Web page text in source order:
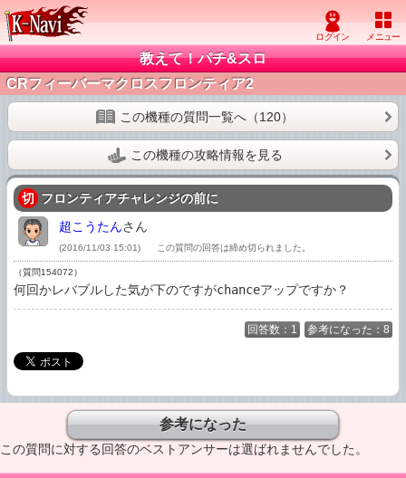
教えて！パチ&スロ
CRフィーバーマクロスフロンティア2
この機種の質問一覧へ（120）
この機種の攻略情報を見る
切 フロンティアチャレンジの前に
超こうたんさん
(2016/11/03 15:01) この質問の回答は締め切られました。
（質問154072）
何回かレバブルした気が下のですがchanceアップですか？
回答数：1 参考になった：8
この質問に対する回答のベストアンサーは選ばれませんでした。